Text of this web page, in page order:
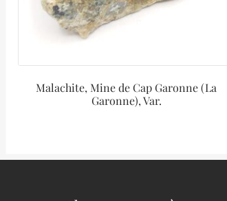
Malachite, Mine de Cap Garonne (La
Garonne), Var.